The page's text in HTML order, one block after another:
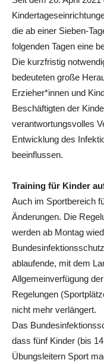
die ab einer Sieben-
folgenden Tagen eine
Die kurzfristig
bedeuteten große
Erzieher*innen und
Beschäftigten der
verantwortungsvolles
Entwicklung des
beeinflussen.
Training für Kinder
Auch im Sportbereich
Änderungen. Die
werden ab Montag
ablaufende, mit dem
Allgemeinverfügung
Regelungen
nicht mehr verlängert.
Das
dass fünf Kinder (bis
Übungsleitern Sport